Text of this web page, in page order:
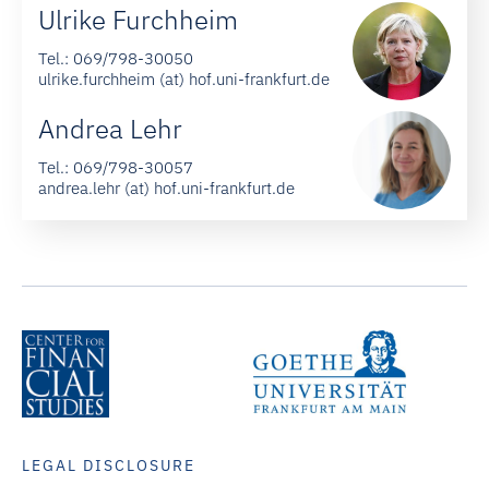
Ulrike Furchheim
Tel.: 069/798-30050
ulrike.furchheim (at) hof.uni-frankfurt.de
Andrea Lehr
Tel.: 069/798-30057
andrea.lehr (at) hof.uni-frankfurt.de
LEGAL DISCLOSURE